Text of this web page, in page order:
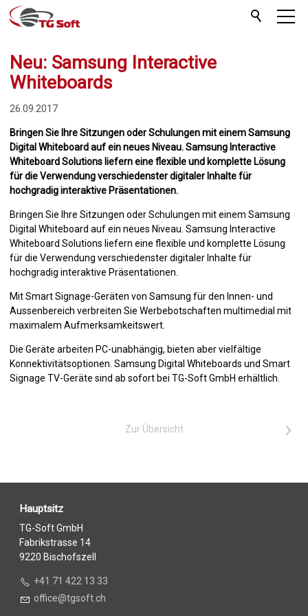
Neu: Samsung Interactive
Whiteboards
26.09.2017
Bringen Sie Ihre Sitzungen oder Schulungen mit einem Samsung
Digital Whiteboard auf ein neues Niveau. Samsung Interactive
Whiteboard Solutions liefern eine flexible und komplette Lösung
für die Verwendung verschiedenster digitaler Inhalte für
hochgradig interaktive Präsentationen.
Bringen Sie Ihre Sitzungen oder Schulungen mit einem Samsung
Digital Whiteboard auf ein neues Niveau. Samsung Interactive
Whiteboard Solutions liefern eine flexible und komplette Lösung
für die Verwendung verschiedenster digitaler Inhalte für
hochgradig interaktive Präsentationen.
Mit Smart Signage-Geräten von Samsung für den Innen- und
Aussenbereich verbreiten Sie Werbebotschaften multimedial mit
maximalem Aufmerksamkeitswert.
Die Geräte arbeiten PC-unabhängig, bieten aber vielfältige
Konnektivitätsoptionen. Samsung Digital Whiteboards und Smart
Signage TV-Geräte sind ab sofort bei TG-Soft GmbH erhältlich.
Zur Übersicht >
Hauptsitz
TG-Soft GmbH
Fabrikstrasse 14
9220 Bischofszell
+41 71 422 13 33
ffc tgs ft ch